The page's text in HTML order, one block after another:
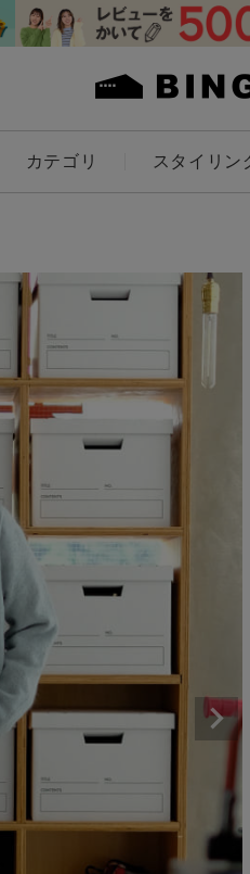
カテゴリ スタイリン
アイテム
条件絞り込
カテゴリか
WEB限定
履き比べ可
お知ら
お知らせ
KIDS
在